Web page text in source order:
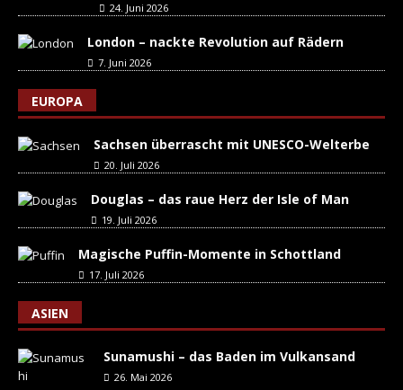
24. Juni 2026
London – nackte Revolution auf Rädern
7. Juni 2026
EUROPA
Sachsen überrascht mit UNESCO-Welterbe
20. Juli 2026
Douglas – das raue Herz der Isle of Man
19. Juli 2026
Magische Puffin-Momente in Schottland
17. Juli 2026
ASIEN
Sunamushi – das Baden im Vulkansand
26. Mai 2026